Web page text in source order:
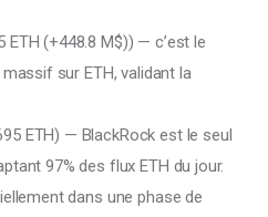
(+448.8 M$)) — c’est le
sur ETH, validant la
ETH) — BlackRock est le seul
97% des flux ETH du jour.
dans une phase de